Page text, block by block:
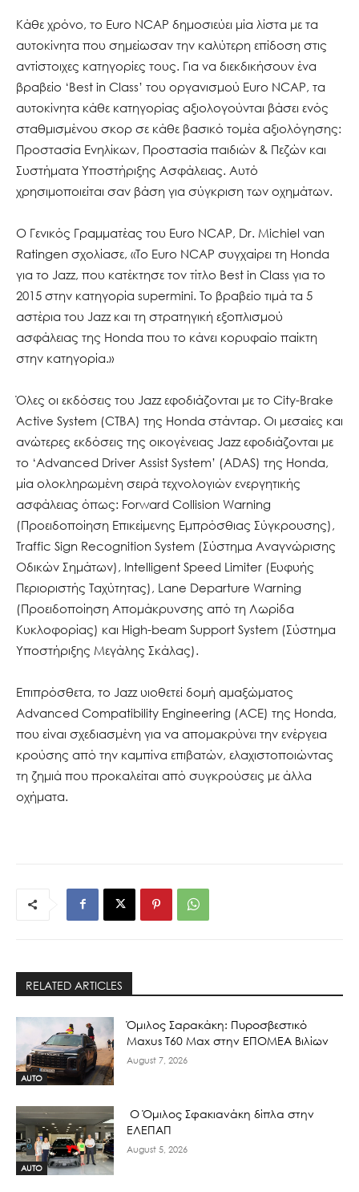
Κάθε χρόνο, το Euro NCAP δημοσιεύει μία λίστα με τα
αυτοκίνητα που σημείωσαν την καλύτερη επίδοση στις
αντίστοιχες κατηγορίες τους. Για να διεκδικήσουν ένα
βραβείο ‘Best in Class’ του οργανισμού Euro NCAP, τα
αυτοκίνητα κάθε κατηγορίας αξιολογούνται βάσει ενός
σταθμισμένου σκορ σε κάθε βασικό τομέα αξιολόγησης:
Προστασία Ενηλίκων, Προστασία παιδιών & Πεζών και
Συστήματα Υποστήριξης Ασφάλειας. Αυτό
χρησιμοποιείται σαν βάση για σύγκριση των οχημάτων.
Ο Γενικός Γραμματέας του Euro NCAP, Dr. Michiel van
Ratingen σχολίασε, «Το Euro NCAP συγχαίρει τη Honda
για το Jazz, που κατέκτησε τον τίτλο Best in Class για το
2015 στην κατηγορία supermini. Το βραβείο τιμά τα 5
αστέρια του Jazz και τη στρατηγική εξοπλισμού
ασφάλειας της Honda που το κάνει κορυφαίο παίκτη
στην κατηγορία.»
Όλες οι εκδόσεις του Jazz εφοδιάζονται με το City-Brake
Active System (CTBA) της Honda στάνταρ. Οι μεσαίες και
ανώτερες εκδόσεις της οικογένειας Jazz εφοδιάζονται με
το ‘Advanced Driver Assist System’ (ADAS) της Honda,
μία ολοκληρωμένη σειρά τεχνολογιών ενεργητικής
ασφάλειας όπως: Forward Collision Warning
(Προειδοποίηση Επικείμενης Εμπρόσθιας Σύγκρουσης),
Traffic Sign Recognition System (Σύστημα Αναγνώρισης
Οδικών Σημάτων), Intelligent Speed Limiter (Ευφυής
Περιοριστής Ταχύτητας), Lane Departure Warning
(Προειδοποίηση Απομάκρυνσης από τη Λωρίδα
Κυκλοφορίας) και High-beam Support System (Σύστημα
Υποστήριξης Μεγάλης Σκάλας).
Επιπρόσθετα, το Jazz υιοθετεί δομή αμαξώματος
Advanced Compatibility Engineering (ACE) της Honda,
που είναι σχεδιασμένη για να απομακρύνει την ενέργεια
κρούσης από την καμπίνα επιβατών, ελαχιστοποιώντας
τη ζημιά που προκαλείται από συγκρούσεις με άλλα
οχήματα.
RELATED ARTICLES
AUTO
Όμιλος Σαρακάκη: Πυροσβεστικό
Maxus T60 Max στην ΕΠΟΜΕΑ Βιλίων
August 7, 2026
AUTO
Ο Όμιλος Σφακιανάκη δίπλα στην
ΕΛΕΠΑΠ
August 5, 2026